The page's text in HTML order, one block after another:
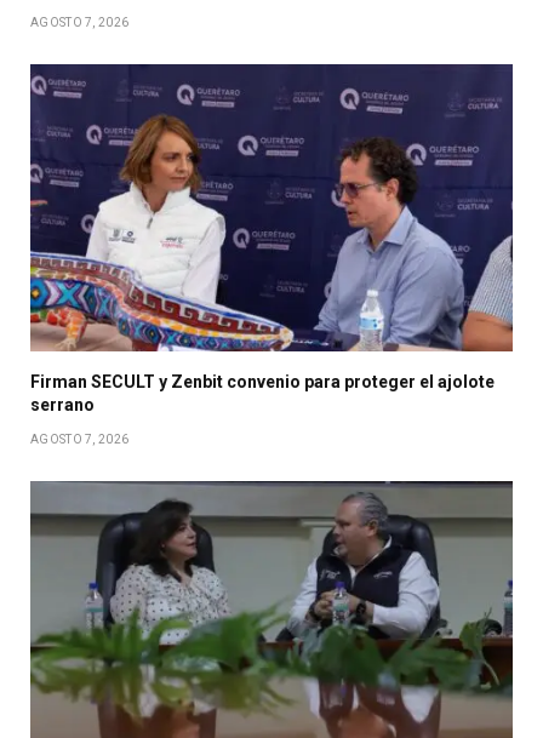
AGOSTO 7, 2026
Firman SECULT y Zenbit convenio para proteger el ajolote
serrano
AGOSTO 7, 2026